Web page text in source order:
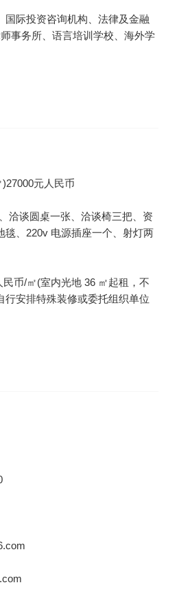
国际投资咨询机构、法律及金融
事务所、语言培训学校、海外学
洽谈圆桌一张、洽谈椅三把、资
毯、220v 电源插座一个、射灯两
币/㎡(室内光地 36 ㎡起租，不
行安排特殊装修或委托组织单位